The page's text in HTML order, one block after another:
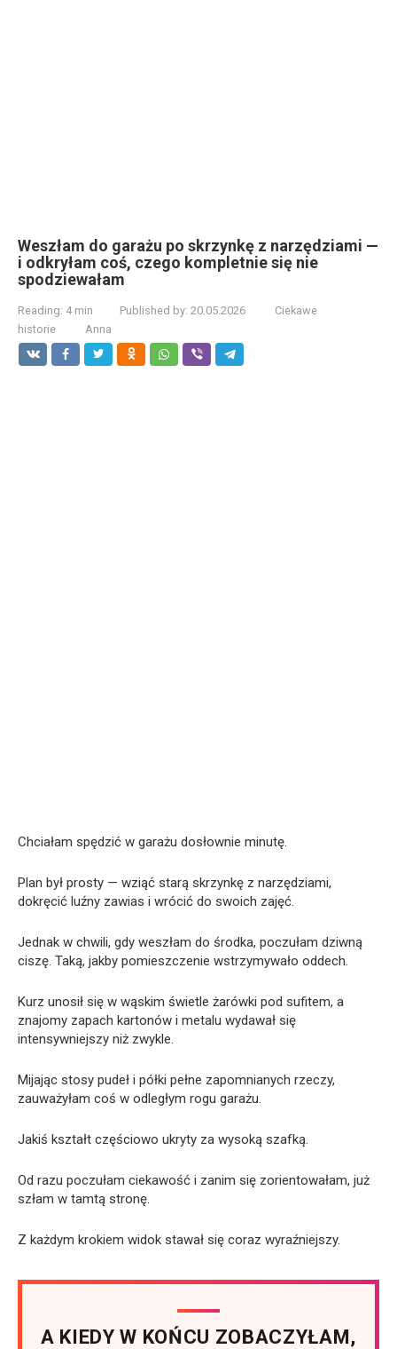
Weszłam do garażu po skrzynkę z narzędziami —
i odkryłam coś, czego kompletnie się nie
spodziewałam
Reading: 4 min Published by: 20.05.2026
Ciekawe
historie
Anna
Chciałam spędzić w garażu dosłownie minutę.
Plan był prosty — wziąć starą skrzynkę z narzędziami,
dokręcić luźny zawias i wrócić do swoich zajęć.
Jednak w chwili, gdy weszłam do środka, poczułam dziwną
ciszę. Taką, jakby pomieszczenie wstrzymywało oddech.
Kurz unosił się w wąskim świetle żarówki pod sufitem, a
znajomy zapach kartonów i metalu wydawał się
intensywniejszy niż zwykle.
Mijając stosy pudeł i półki pełne zapomnianych rzeczy,
zauważyłam coś w odległym rogu garażu.
Jakiś kształt częściowo ukryty za wysoką szafką.
Od razu poczułam ciekawość i zanim się zorientowałam, już
szłam w tamtą stronę.
Z każdym krokiem widok stawał się coraz wyraźniejszy.
A KIEDY W KOŃCU ZOBACZYŁAM,